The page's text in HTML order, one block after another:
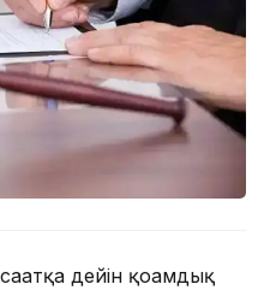
дейін қоғамдық